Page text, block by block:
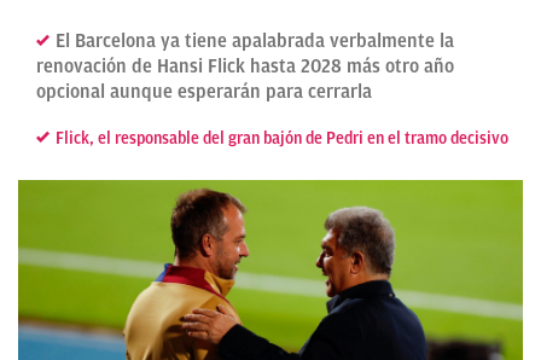
El Barcelona ya tiene apalabrada verbalmente la
renovación de Hansi Flick hasta 2028 más otro año
opcional aunque esperarán para cerrarla
Flick, el responsable del gran bajón de Pedri en el tramo decisivo